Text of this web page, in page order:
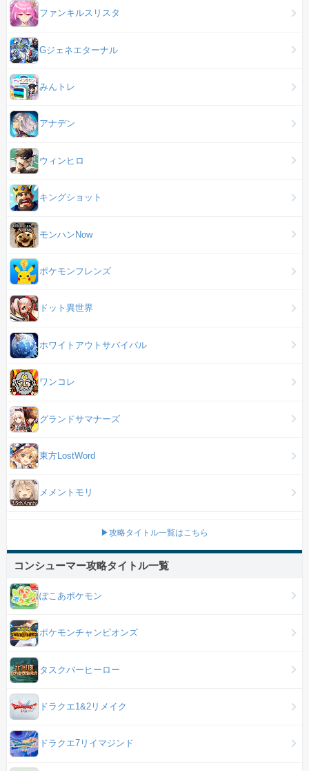
ファンキルスリスタ
Gジェネエターナル
みんトレ
アナデン
ウィンヒロ
キングショット
モンハンNow
ポケモンフレンズ
ドット異世界
ホワイトアウトサバイバル
ワンコレ
グランドサマナーズ
東方LostWord
メメントモリ
▶攻略タイトル一覧はこちら
コンシューマー攻略タイトル一覧
ぽこあポケモン
ポケモンチャンピオンズ
タスクバーヒーロー
ドラクエ1&2リメイク
ドラクエ7リイマジンド